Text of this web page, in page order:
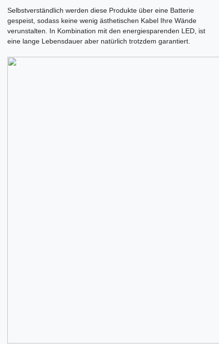
Selbstverständlich werden diese Produkte über eine Batterie
gespeist, sodass keine wenig ästhetischen Kabel Ihre Wände
verunstalten. In Kombination mit den energiesparenden LED, ist
eine lange Lebensdauer aber natürlich trotzdem garantiert.